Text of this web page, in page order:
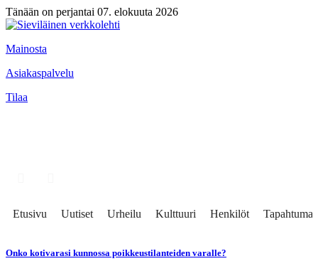
Tänään on perjantai 07. elokuuta 2026
Mainosta
Asiakaspalvelu
Tilaa
Etusivu Uutiset Urheilu Kulttuuri Henkilöt Tapahtumat
Onko kotivarasi kunnossa poikkeustilanteiden varalle?